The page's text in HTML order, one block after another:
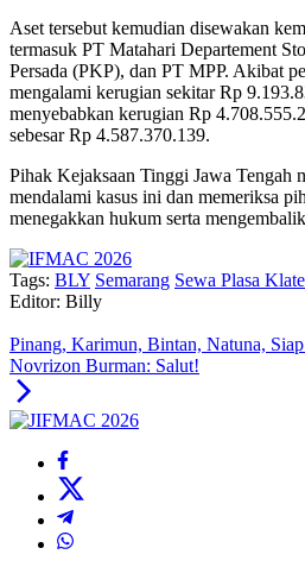
Aset tersebut kemudian disewakan
termasuk PT Matahari Departement
Persada (PKP), dan PT MPP. Akibat
mengalami kerugian sekitar Rp
menyebabkan kerugian Rp
sebesar Rp 4.587.370.139.
Pihak Kejaksaan Tinggi Jawa Tengah
mendalami kasus ini dan memeriksa
menegakkan hukum serta
Tags: BLY Semarang Sewa Plasa
Editor: Billy
Pinang, Karimun, Bintan, Natuna,
Novrizon Burman: Salut!